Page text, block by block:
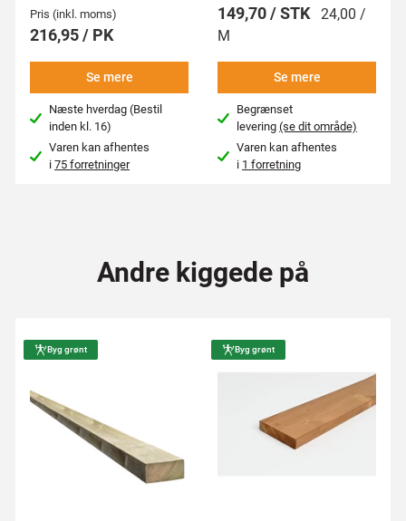
Pris (inkl. moms)
216,95 / PK
Se mere
Næste hverdag (Bestil
inden kl. 16)
Varen kan afhentes
i75 forretninger
149,70 / STK 24,00 /
M
Se mere
Begrænset
levering(se dit område)
Varen kan afhentes
i 1 forretning
Andre kiggede på
Byg grønt Byg grønt